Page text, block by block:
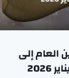
العام إلى